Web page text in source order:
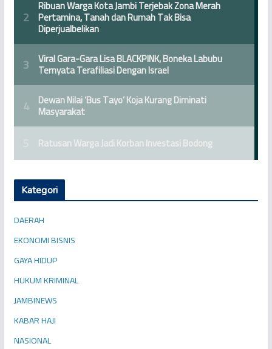
Kategori
DAERAH
EKONOMI BISNIS
GAYA HIDUP
HUKUM KRIMINAL
JAMBINEWS
KABAR HAJI
NASIONAL